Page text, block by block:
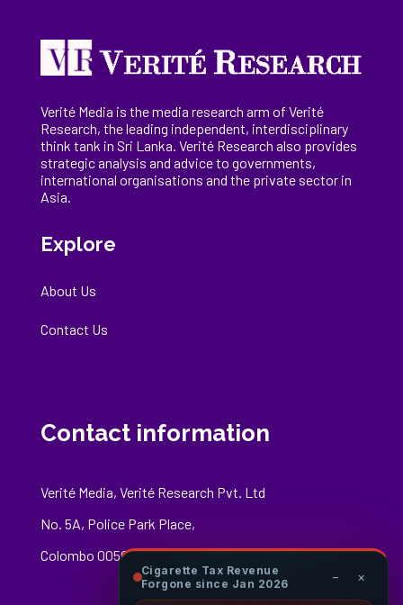
Verité Media is the media research arm of Verité
Research, theleading independent, interdisciplinary
think tank in Sri Lanka. Verité Research also provides
strategic analysis and advice to governments,
international organisations and the private sector in
Asia.
Explore
About Us
Contact Us
Contact information
Verité Media, Verité Research Pvt. Ltd
No. 5A, Police Park Place,
Colombo 00500
Cigarette Tax Revenue
Forgone since Jan 2026
− ×